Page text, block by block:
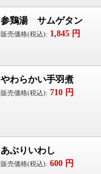
参鶏湯 サムゲタン
販売価格(税込): 1,845 円
やわらかい手羽煮
販売価格(税込): 710 円
あぶりいわし
販売価格(税込): 600 円